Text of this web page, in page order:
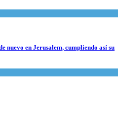
nuevo en Jerusalem, cumpliendo así su